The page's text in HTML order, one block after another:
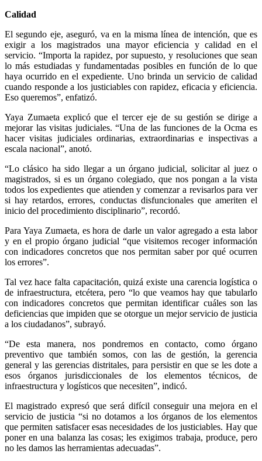
Calidad
El segundo eje, aseguró, va en la misma línea de intención, que es
exigir a los magistrados una mayor eficiencia y calidad en el
servicio. “Importa la rapidez, por supuesto, y resoluciones que sean
lo más estudiadas y fundamentadas posibles en función de lo que
haya ocurrido en el expediente. Uno brinda un servicio de calidad
cuando responde a los justiciables con rapidez, eficacia y eficiencia.
Eso queremos”, enfatizó.
Yaya Zumaeta explicó que el tercer eje de su gestión se dirige a
mejorar las visitas judiciales. “Una de las funciones de la Ocma es
hacer visitas judiciales ordinarias, extraordinarias e inspectivas a
escala nacional”, anotó.
“Lo clásico ha sido llegar a un órgano judicial, solicitar al juez o
magistrados, si es un órgano colegiado, que nos pongan a la vista
todos los expedientes que atienden y comenzar a revisarlos para ver
si hay retardos, errores, conductas disfuncionales que ameriten el
inicio del procedimiento disciplinario”, recordó.
Para Yaya Zumaeta, es hora de darle un valor agregado a esta labor
y en el propio órgano judicial “que visitemos recoger información
con indicadores concretos que nos permitan saber por qué ocurren
los errores”.
Tal vez hace falta capacitación, quizá existe una carencia logística o
de infraestructura, etcétera, pero “lo que veamos hay que tabularlo
con indicadores concretos que permitan identificar cuáles son las
deficiencias que impiden que se otorgue un mejor servicio de justicia
a los ciudadanos”, subrayó.
“De esta manera, nos pondremos en contacto, como órgano
preventivo que también somos, con las de gestión, la gerencia
general y las gerencias distritales, para persistir en que se les dote a
esos órganos jurisdiccionales de los elementos técnicos, de
infraestructura y logísticos que necesiten”, indicó.
El magistrado expresó que será difícil conseguir una mejora en el
servicio de justicia “si no dotamos a los órganos de los elementos
que permiten satisfacer esas necesidades de los justiciables. Hay que
poner en una balanza las cosas; les exigimos trabaja, produce, pero
no les damos las herramientas adecuadas”.